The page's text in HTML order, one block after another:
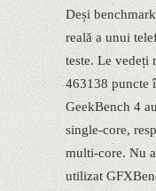
Deși
reală a unui
teste. Le vedeți
463138 puncte
GeekBench 4
single-core,
multi-core. Nu
utilizat